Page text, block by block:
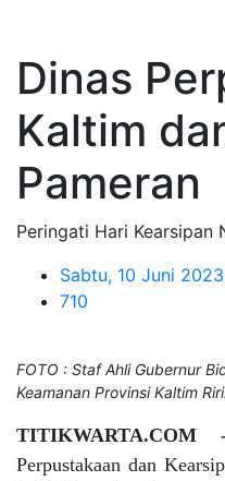
Dinas
Kaltim
Pameran
Peringati Hari Kearsipan
Sabtu, 10 Juni 2023
710
FOTO : Staf Ahli Gubernur
Keamanan Provinsi Kaltim
Perpustakaan dan